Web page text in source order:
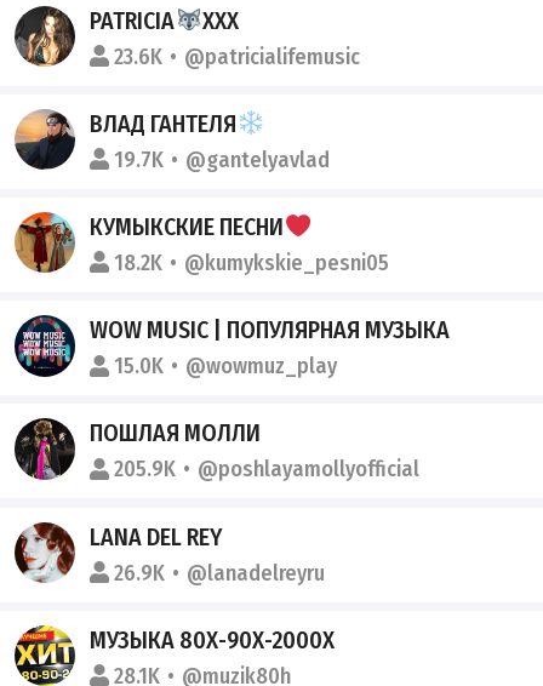
PATRICIA XXX
23.6K @patricialifemusic
ВЛАД ГАНТЕЛЯ
19.7K @gantelyavlad
КУМЫКСКИЕ ПЕСНИ
18.2K @kumykskie_pesni05
WOW MUSIC | ПОПУЛЯРНАЯ МУЗЫКА
15.0K @wowmuz_play
ПОШЛАЯ МОЛЛИ
205.9K @poshlayamollyofficial
LANA DEL REY
26.9K @lanadelreyru
МУЗЫКА 80Х-90Х-2000Х
28.1K @muzik80h